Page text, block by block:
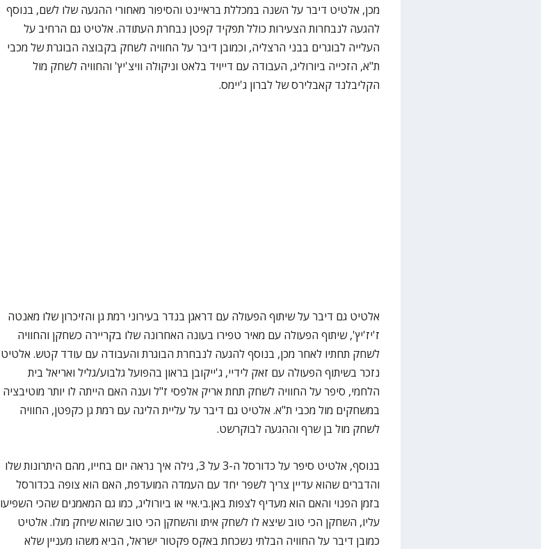
מכן, אלטיט דיבר על השנה במכללת בראיינט והסיפור מאחורי ההגעה שלו לשם, בנוסף
להגעה לנבחרות הצעירות כולל תפקיד קפטן נבחרת העתודה. אלטיט גם הרחיב על
העלייה לבוגרים בבני הרצליה, וכמובן דיבר על החוויה לשחק בקבוצה הבוגרת של מכבי
ת"א, הזכייה ביורוליג, העבודה עם דייויד בלאט וניקולה וויצ'יץ' והחוויה לשחק מול
הקליבלנד קאבלירס של לברון ג'יימס.
אלטיט גם דיבר על שיתוף הפעולה עם דראגן בנדר בעירוני רמת גן והזיכרון שלו מאנטה
ז'יז'יץ', שיתוף הפעולה עם מאיר טפירו בעונה האחרונה שלו בקריירה כשחקן והחוויה
לשחק תחתיו לאחר מכן, בנוסף להגעה לנבחרת הבוגרת והעבודה עם עודד קטש. אלטיט
נזכר בשיתוף הפעולה עם זאק לידיי, ג'ייקובן בראון בהפועל גלבוע/גליל ואריאל בית
הלחמי, סיפר על החוויה לשחק תחת אריק אלפסי ז"ל וענה האם הייתה לו יותר מוטיבציה
במשחקים מול מכבי ת"א. אלטיט גם דיבר על עליית הליגה עם רמת גן כקפטן, החוויה
לשחק מול בן שרף וההגעה לבוקרשט.
בנוסף, אלטיט סיפר על כדורסל ה-3 על 3, גילה איך נראה יום בחייו, מהם היתרונות שלו
והדברים שהוא עדיין צריך לשפר יחד עם העמדה המועדפת, האם הוא צופה בכדורסל
בזמן הפנוי והאם הוא מעדיף לצפות באן.בי.איי או ביורוליג, כמו גם המאמנים שהכי השפיעו
עליו, השחקן הכי טוב שיצא לו לשחק איתו והשחקן הכי טוב שהוא שיחק מולו. אלטיט
כמובן דיבר על החוויה הבלתי נשכחת באקס פקטור ישראל, הביא משהו מעניין שלא